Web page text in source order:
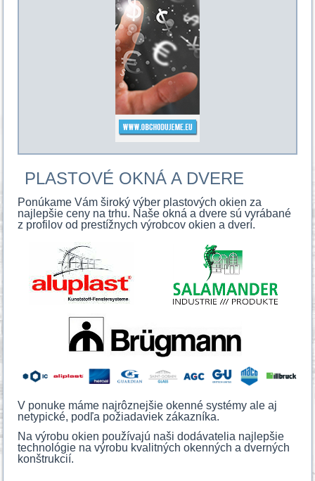
PLASTOVÉ OKNÁ A DVERE
Ponúkame Vám široký výber plastových okien za
najlepšie ceny na trhu. Naše okná a dvere sú vyrábané
z profilov od prestížnych výrobcov okien a dverí.
V ponuke máme najrôznejšie okenné systémy ale aj
netypické, podľa požiadaviek zákazníka.
Na výrobu okien používajú naši dodávatelia najlepšie
technológie na výrobu kvalitných okenných a dverných
konštrukcií.